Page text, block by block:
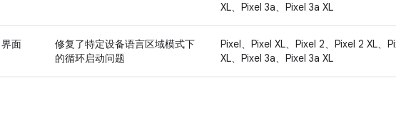
XL、Pixel 3a、Pixel 3a XL
界面
修复了特定设备语言区域模式下
的循环启动问题
Pixel、Pixel XL、Pixel 2、Pixel 2 XL、
XL、Pixel 3a、Pixel 3a XL